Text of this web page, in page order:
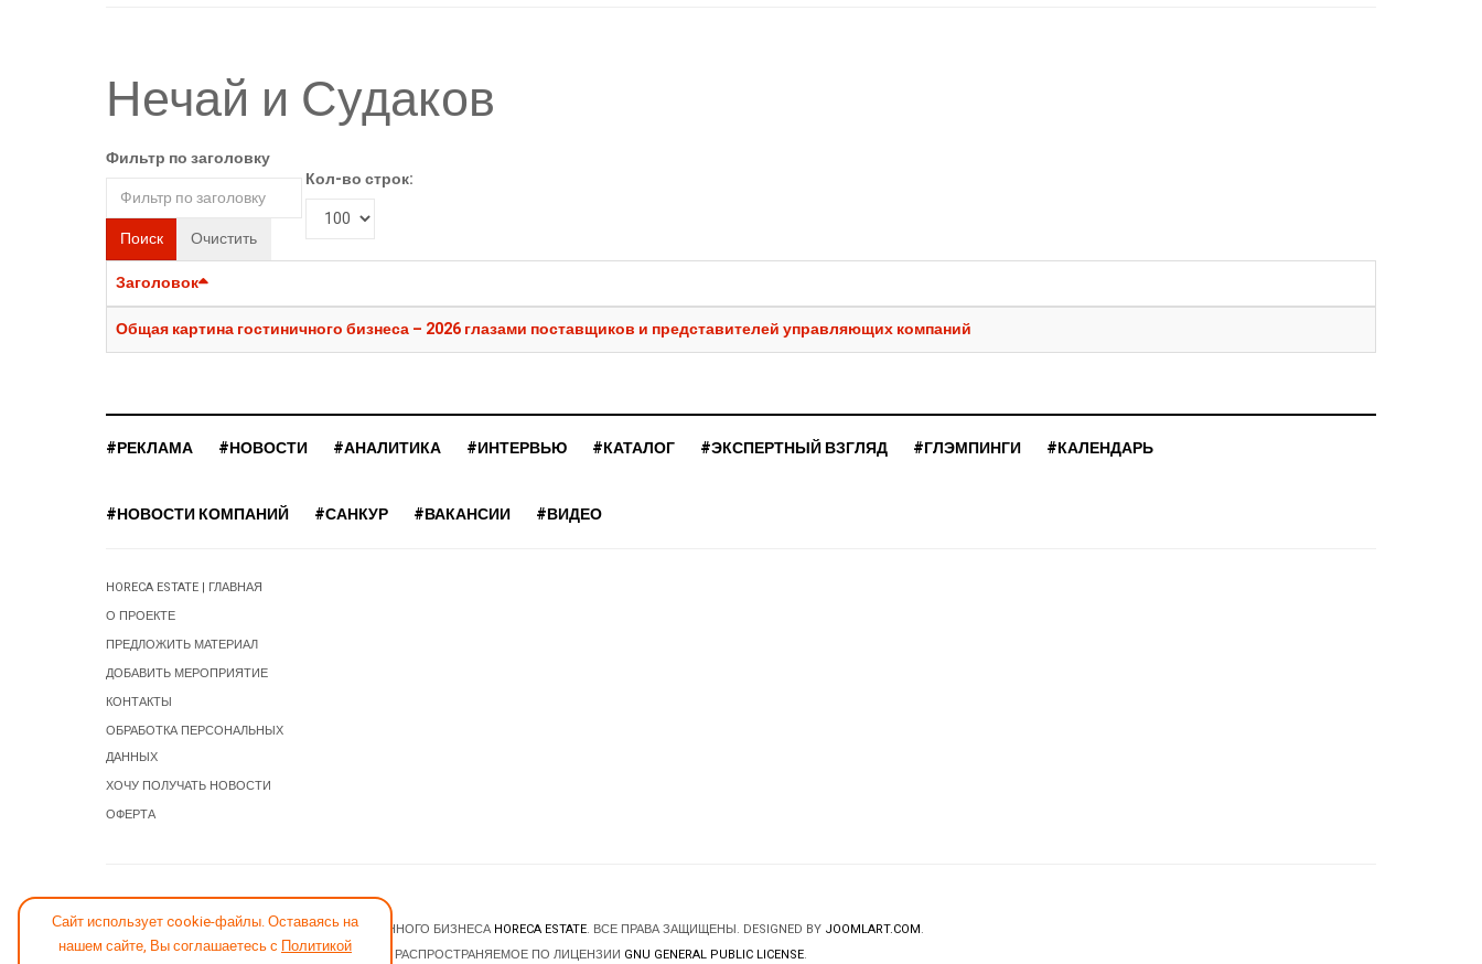
Нечай и Судаков
Фильтр по заголовку
Поиск Очистить
Кол-во строк:
Заголовок
Общая картина гостиничного бизнеса – 2026 глазами поставщиков и представителей управляющих компаний
Сайт использует cookie-файлы. Оставаясь на
нашем сайте, Вы соглашаетесь с Политикой
#РЕКЛАМА #НОВОСТИ #АНАЛИТИКА #ИНТЕРВЬЮ #КАТАЛОГ #ЭКСПЕРТНЫЙ ВЗГЛЯД #ГЛЭМПИНГИ #КАЛЕНДАРЬ
#НОВОСТИ КОМПАНИЙ #САНКУР #ВАКАНСИИ #ВИДЕО
HORECA ESTATE | ГЛАВНАЯ
О ПРОЕКТЕ
ПРЕДЛОЖИТЬ МАТЕРИАЛ
ДОБАВИТЬ МЕРОПРИЯТИЕ
КОНТАКТЫ
ОБРАБОТКА ПЕРСОНАЛЬНЫХ
ДАННЫХ
ХОЧУ ПОЛУЧАТЬ НОВОСТИ
ОФЕРТА
© 2026 НОВОСТИ ГОСТИНИЧНОГО И РЕСТОРАННОГО БИЗНЕСА HORECA ESTATE. ВСЕ ПРАВА ЗАЩИЩЕНЫ. DESIGNED BY JOOMLART.COM.
JOOMLA! CMS- ПРОГРАММНОЕ ОБЕСПЕЧЕНИЕ, РАСПРОСТРАНЯЕМОЕ ПО ЛИЦЕНЗИИ GNU GENERAL PUBLIC LICENSE.